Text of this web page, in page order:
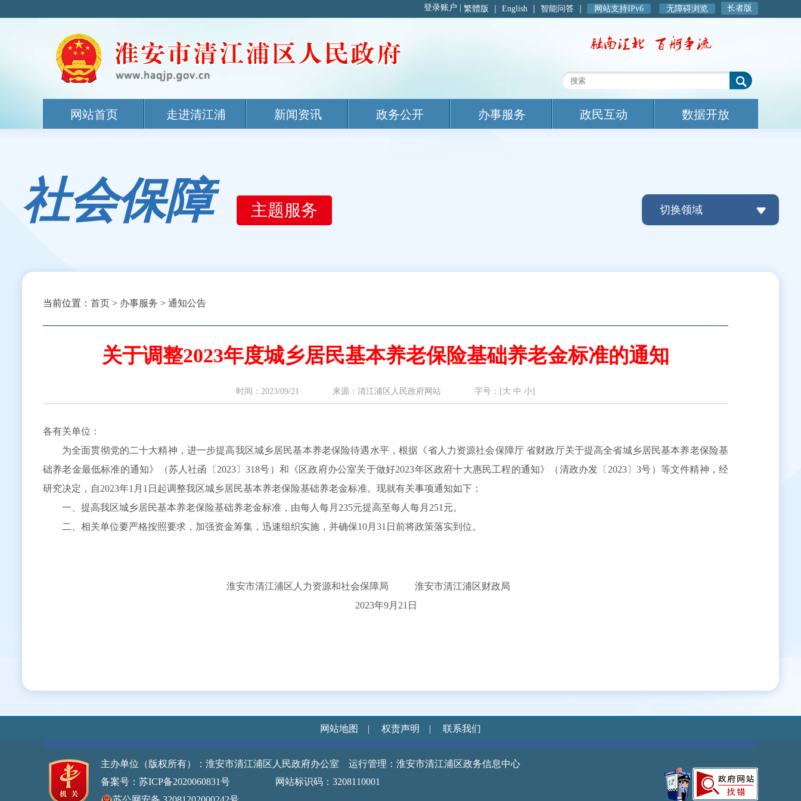
繁體版 English 智能问答 网站支持IPv6 无障碍浏览 长者版
网站首页 走进清江浦 新闻资讯 政务公开 办事服务 政民互动 数据开放
社会保障 主题服务 切换领域
当前位置： 首页 > 办事服务 > 通知公告
关于调整2023年度城乡居民基本养老保险基础养老金标准的通知
时间：2023/09/21 来源：清江浦区人民政府网站 字号：[大 中 小]
各有关单位：
为全面贯彻党的二十大精神，进一步提高我区城乡居民基本养老保险待遇水平，根据《省人力资源社会保障厅 省财政厅关于提高全省城乡居民基本养老保险基
础养老金最低标准的通知》（苏人社函〔2023〕318号）和《区政府办公室关于做好2023年区政府十大惠民工程的通知》（清政办发〔2023〕3号）等文件精神，经
研究决定，自2023年1月1日起调整我区城乡居民基本养老保险基础养老金标准。现就有关事项通知如下：
一、提高我区城乡居民基本养老保险基础养老金标准，由每人每月235元提高至每人每月251元。
二、相关单位要严格按照要求，加强资金筹集，迅速组织实施，并确保10月31日前将政策落实到位。
淮安市清江浦区人力资源和社会保障局 淮安市清江浦区财政局
2023年9月21日
网站地图 | 权责声明 | 联系我们
主办单位（版权所有）：淮安市清江浦区人民政府办公室 运行管理：淮安市清江浦区政务信息中心
备案号：苏ICP备2020060831号
网站标识码：3208110001